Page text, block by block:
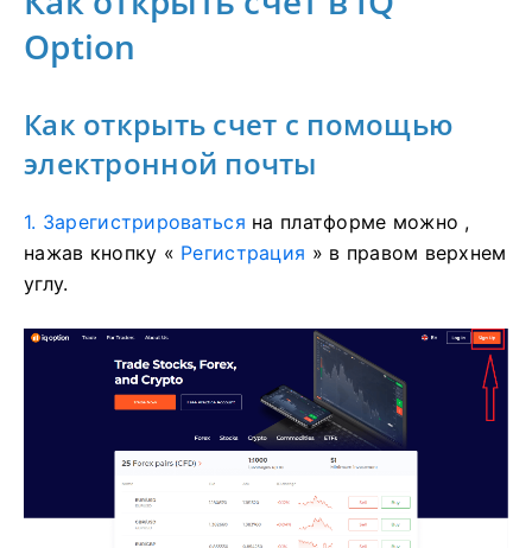
Option
Как открыть счет с помощью
электронной почты
1. Зарегистрироваться на платформе можно ,
нажав кнопку « Регистрация » в правом верхнем
углу.